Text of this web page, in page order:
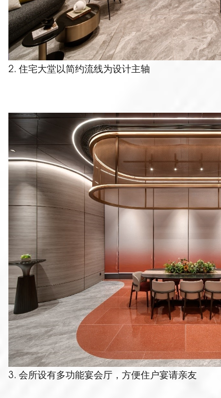
2. 住宅大堂以简约流线为设计主轴
3. 会所设有多功能宴会厅，方便住户宴请亲友